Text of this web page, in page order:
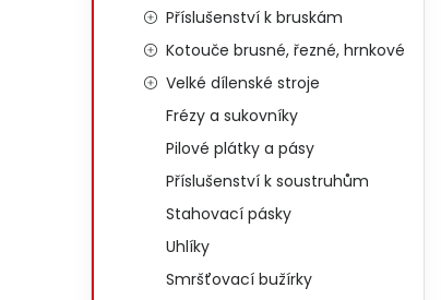
Příslušenství k bruskám
Kotouče brusné, řezné, hrnkové
Velké dílenské stroje
Frézy a sukovníky
Pilové plátky a pásy
Příslušenství k soustruhům
Stahovací pásky
Uhlíky
Smršťovací bužírky